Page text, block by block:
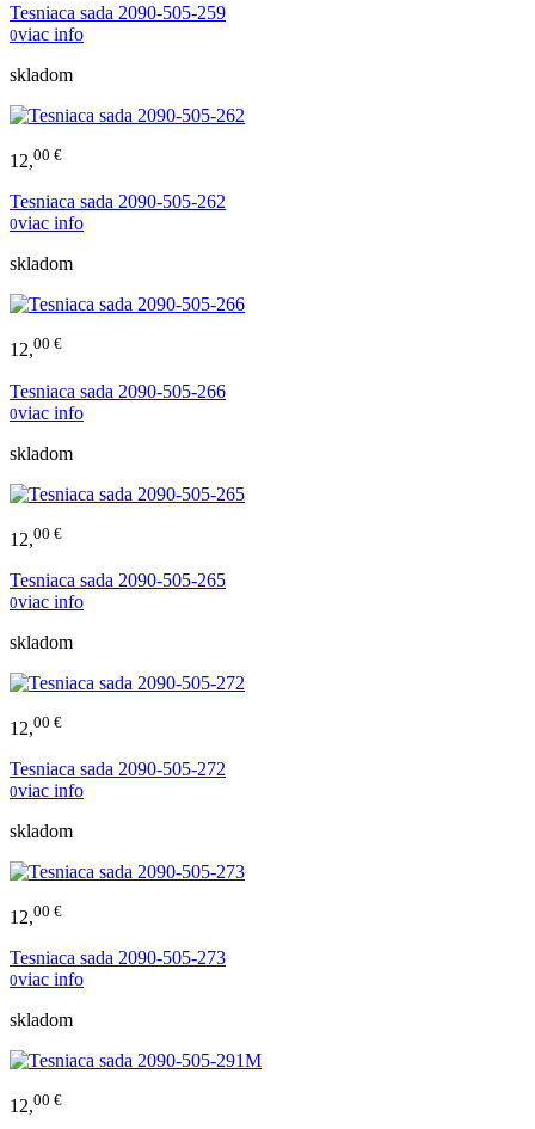
Tesniaca sada 2090-505-259
0viac info
skladom
12,00 €
Tesniaca sada 2090-505-262
0viac info
skladom
12,00 €
Tesniaca sada 2090-505-266
0viac info
skladom
12,00 €
Tesniaca sada 2090-505-265
0viac info
skladom
12,00 €
Tesniaca sada 2090-505-272
0viac info
skladom
12,00 €
Tesniaca sada 2090-505-273
0viac info
skladom
12,00 €